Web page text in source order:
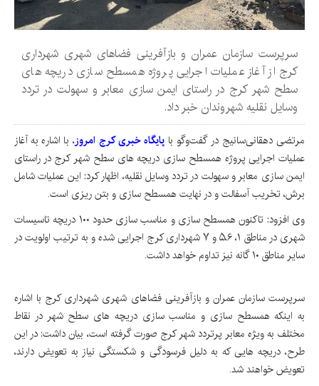
سرپرست سازمان عمران و بازآفرینی فضاهای شهری شهرداری
کرج از آغاز عملیات اجرایی پروژه همسطح سازی دریچه های
سطح شهر کرج در راستای ایمن سازی معابر و سهولت در تردد
وسایل نقلیه شهروندان خبر داد.
مرتضی دهقانی‌سانیج در گفت‌وگو با پایگاه خبری کرج امروز، با اشاره به آغاز
عملیات اجرایی پروژه همسطح سازی دریچه های سطح شهر کرج در راستای
ایمن سازی معابر و سهولت در تردد وسایل نقلیه، اظهار کرد: این عملیات شامل
برش، تخریب آسفالت و در نهایت همسطح سازی و بتن ریزی است.
وی افزود: تاکنون همسطح سازی و مناسب سازی حدود ۱۰۰ دریچه تاسیسات
شهری در مناطق ۱، ۵،۶ و ۷ شهرداری کرج اجرایی شده و به ترتیب اولویت در
سایر مناطق ۱۰ گانه نیز تداوم خواهد داشت.
سرپرست سازمان عمران و بازآفرینی فضاهای شهری شهرداری کرج با اشاره
به اینکه همسطح سازی و مناسب سازی دریچه های سطح شهر در نقاط
مختلف به ویژه معابر پرتردد شهر کرج صورت گرفته است، بیان داشت: در این
طرح، دریچه هایی که به دلیل فرسودگی و شکستگی نیاز به تعویض دارند،
تعویض خواهند شد.